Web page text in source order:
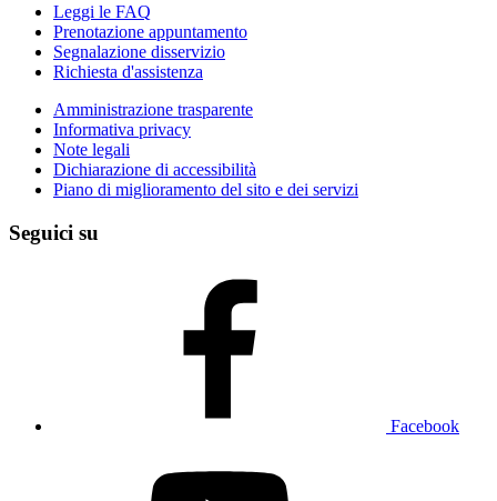
Leggi le FAQ
Prenotazione appuntamento
Segnalazione disservizio
Richiesta d'assistenza
Amministrazione trasparente
Informativa privacy
Note legali
Dichiarazione di accessibilità
Piano di miglioramento del sito e dei servizi
Seguici su
Facebook